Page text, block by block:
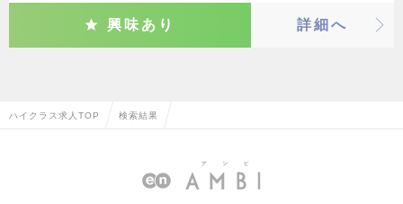
興味あり 詳細へ
ハイクラス求人TOP 検索結果